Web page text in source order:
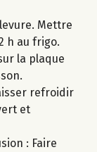
Mettre
h au frigo.
la plaque
refroidir
et
: Faire